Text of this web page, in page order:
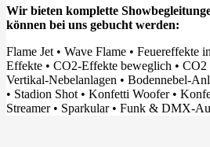
Wir bieten komplette
können bei uns gebucht werden:
Flame Jet • Wave Flame • Feuereffekte
Effekte • CO2-Effekte beweglich • CO2
Vertikal-Nebelanlagen • Bodennebel-
• Stadion Shot • Konfetti Woofer •
Streamer • Sparkular • Funk & DMX-